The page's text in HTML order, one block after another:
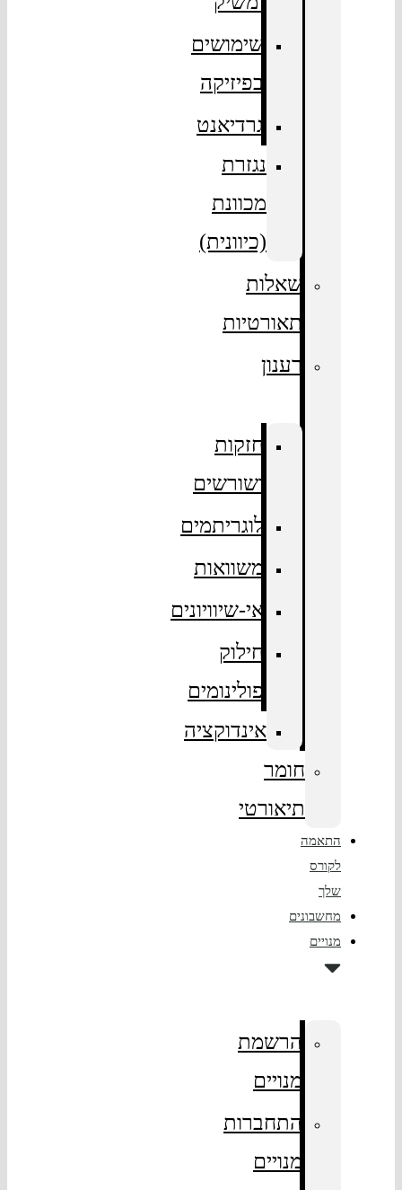
שימושים
בפיזיקה
גרדיאנט
נגזרת
מכוונת
(כיוונית)
שאלות
תאורטיות
רענון
חזקות
ושורשים
לוגריתמים
משוואות
אי-שיוויונים
חילוק
פולינומים
אינדוקציה
חומר
תיאורטי
התאמה
מחשבונים
מנויים
הרשמת
מנויים
התחברות
מנויים